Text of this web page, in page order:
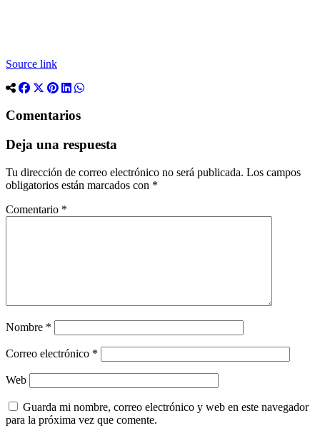
Source link
Comentarios
Deja una respuesta
Tu dirección de correo electrónico no será publicada. Los campos
obligatorios están marcados con *
Comentario *
Nombre *
Correo electrónico *
Web
Guarda mi nombre, correo electrónico y web en este navegador
para la próxima vez que comente.